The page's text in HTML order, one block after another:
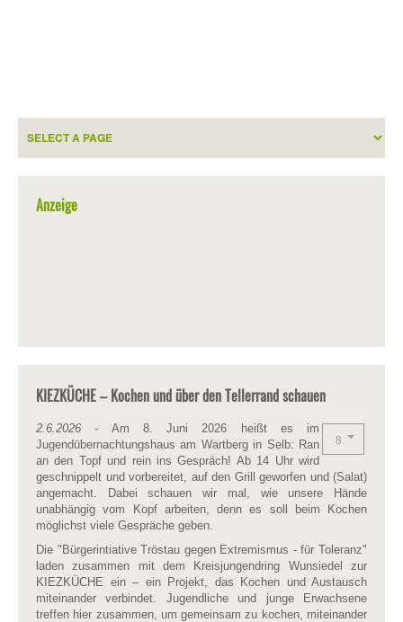
Anzeige
KIEZKÜCHE – Kochen und über den Tellerrand schauen
2.6.2026 - Am 8. Juni 2026 heißt es im
Jugendübernachtungshaus am Wartberg in Selb: Ran
an den Topf und rein ins Gespräch! Ab 14 Uhr wird
geschnippelt und vorbereitet, auf den Grill geworfen und (Salat)
angemacht. Dabei schauen wir mal, wie unsere Hände
unabhängig vom Kopf arbeiten, denn es soll beim Kochen
möglichst viele Gespräche geben.
Die "Bürgerintiative Tröstau gegen Extremismus - für Toleranz"
laden zusammen mit dem Kreisjungendring Wunsiedel zur
KIEZKÜCHE ein – ein Projekt, das Kochen und Austausch
miteinander verbindet. Jugendliche und junge Erwachsene
treffen hier zusammen, um gemeinsam zu kochen, miteinander